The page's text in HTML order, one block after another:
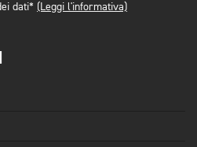
dati* (Leggi l'informativa)